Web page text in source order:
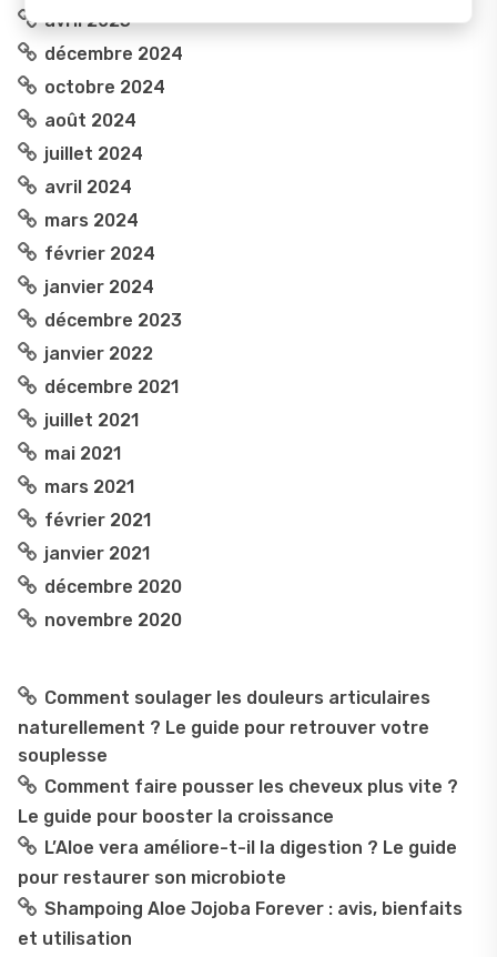
avril 2025
décembre 2024
octobre 2024
août 2024
juillet 2024
avril 2024
mars 2024
février 2024
janvier 2024
décembre 2023
janvier 2022
décembre 2021
juillet 2021
mai 2021
mars 2021
février 2021
janvier 2021
décembre 2020
novembre 2020
Comment soulager les douleurs articulaires
naturellement ? Le guide pour retrouver votre
souplesse
Comment faire pousser les cheveux plus vite ?
Le guide pour booster la croissance
L’Aloe vera améliore-t-il la digestion ? Le guide
pour restaurer son microbiote
Shampoing Aloe Jojoba Forever : avis, bienfaits
et utilisation